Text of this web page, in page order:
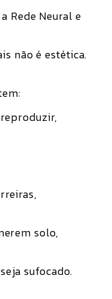
Rede Neural e
não é estética.
solo,
sufocado.